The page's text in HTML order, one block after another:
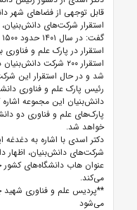
قابل توجهی از فضاهای شهر
استقرار شرکت‌های
استقرار در پارک علم و
استقرار ۲۰۰ شرکت
شد و در حال استقرار این
رئیس پارک علم و فناوری
دانش‌بنیان این مجموعه
پارک‌های علم و فناوری دو
خواهد شد.
دکتر اسدی با اشاره به
شرکت‌های دانش‌بنیان، اظهار
عنوان هاب دانشگاه‌های کشور
می‌کند.
**پردیس علم و فناوری شهید
می‌شود